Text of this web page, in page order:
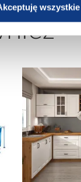
wszystkie